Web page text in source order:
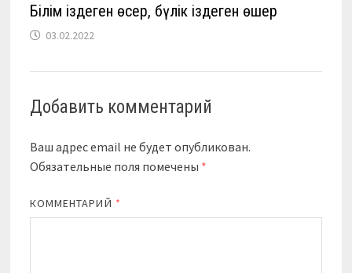
Білім іздеген өсер, бүлік іздеген өшер
03.02.2022
Добавить комментарий
Ваш адрес email не будет опубликован.
Обязательные поля помечены *
КОММЕНТАРИЙ *